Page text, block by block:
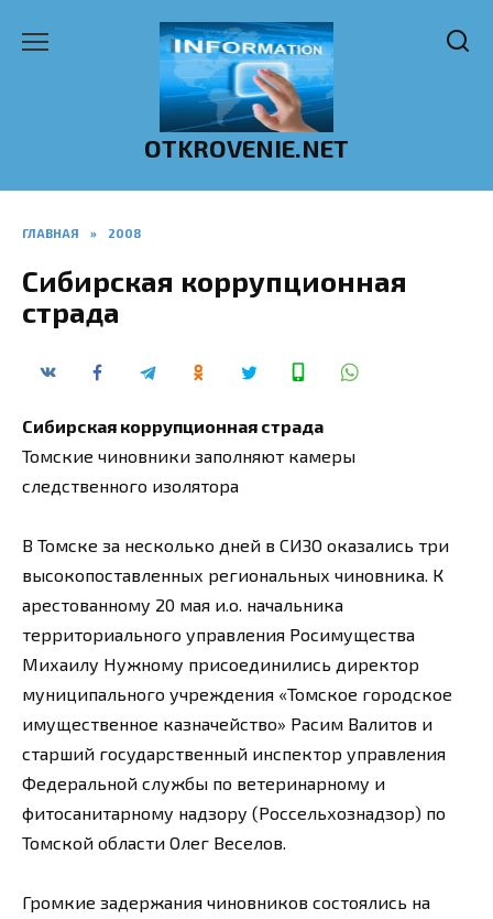
OTKROVENIE.NET
ГЛАВНАЯ » 2008
Сибирская коррупционная
страда
Сибирская коррупционная страда
Томские чиновники заполняют камеры
следственного изолятора
В Томске за несколько дней в СИЗО оказались три
высокопоставленных региональных чиновника. К
арестованному 20 мая и.о. начальника
территориального управления Росимущества
Михаилу Нужному присоединились директор
муниципального учреждения «Томское городское
имущественное казначейство» Расим Валитов и
старший государственный инспектор управления
Федеральной службы по ветеринарному и
фитосанитарному надзору (Россельхознадзор) по
Томской области Олег Веселов.
Громкие задержания чиновников состоялись на